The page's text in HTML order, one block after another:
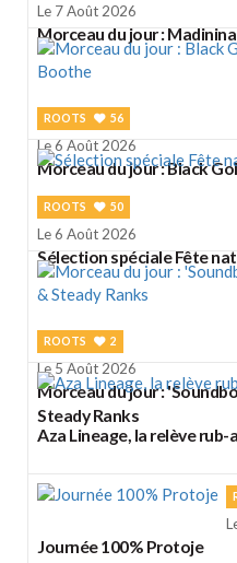
Le 7 Août 2026
Morceau du jour :
ROOTS 56
Le 6 Août 2026
Morceau du jour : Black
ROOTS 50
Le 6 Août 2026
Sélection spéciale Fête
ROOTS 2
Le 5 Août 2026
Morceau du jour :
Steady Ranks
Aza Lineage, la relève rub-
Journée 100% Protoje